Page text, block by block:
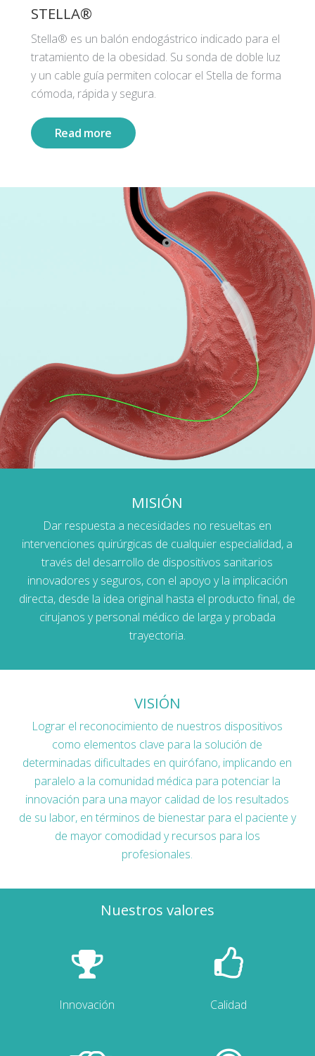
STELLA®
Stella® es un balón endogástrico indicado para el
tratamiento de la obesidad. Su sonda de doble luz
y un cable guía permiten colocar el Stella de forma
cómoda, rápida y segura.
Read more
MISIÓN
Dar respuesta a necesidades no resueltas en
intervenciones quirúrgicas de cualquier especialidad, a
través del desarrollo de dispositivos sanitarios
innovadores y seguros, con el apoyo y la implicación
directa, desde la idea original hasta el producto final, de
cirujanos y personal médico de larga y probada
trayectoria.
VISIÓN
Lograr el reconocimiento de nuestros dispositivos
como elementos clave para la solución de
determinadas dificultades en quirófano, implicando en
paralelo a la comunidad médica para potenciar la
innovación para una mayor calidad de los resultados
de su labor, en términos de bienestar para el paciente y
de mayor comodidad y recursos para los
profesionales.
Nuestros valores
Innovación Calidad